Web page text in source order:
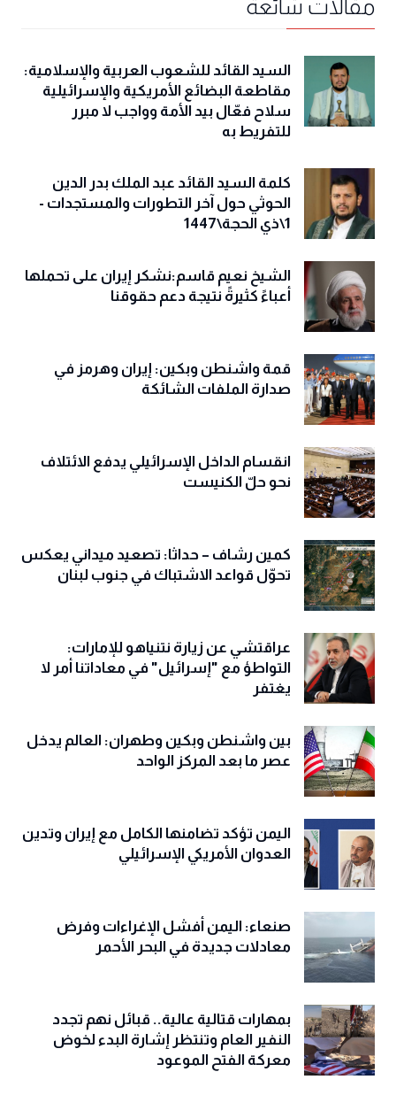
مقالات شائعة
السيد القائد للشعوب العربية والإسلامية:
مقاطعة البضائع الأمريكية والإسرائيلية
سلاح فعّال بيد الأمة وواجب لا مبرر
للتفريط به
كلمة السيد القائد عبد الملك بدر الدين
الحوثي حول آخر التطورات والمستجدات -
1\ذي الحجة\1447
الشيخ نعيم قاسم:نشكر إيران على تحملها
أعباءً كثيرةً نتيجة دعم حقوقنا
قمة واشنطن وبكين: إيران وهرمز في
صدارة الملفات الشائكة
انقسام الداخل الإسرائيلي يدفع الائتلاف
نحو حلّ الكنيست
كمين رشاف – حداثا: تصعيد ميداني يعكس
تحوّل قواعد الاشتباك في جنوب لبنان
عراقتشي عن زيارة نتنياهو للإمارات:
التواطؤ مع "إسرائيل" في معاداتنا أمر لا
يغتفر
بين واشنطن وبكين وطهران: العالم يدخل
عصر ما بعد المركز الواحد
اليمن تؤكد تضامنها الكامل مع إيران وتدين
العدوان الأمريكي الإسرائيلي
صنعاء: اليمن أفشل الإغراءات وفرض
معادلات جديدة في البحر الأحمر
بمهارات قتالية عالية.. قبائل نهم تجدد
النفير العام وتنتظر إشارة البدء لخوض
معركة الفتح الموعود